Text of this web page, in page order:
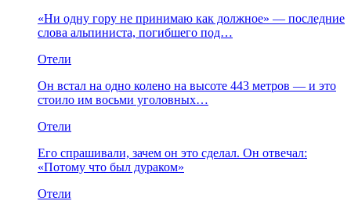
«Ни одну гору не принимаю как должное» — последние
слова альпиниста, погибшего под…
Отели
Он встал на одно колено на высоте 443 метров — и это
стоило им восьми уголовных…
Отели
Его спрашивали, зачем он это сделал. Он отвечал:
«Потому что был дураком»
Отели